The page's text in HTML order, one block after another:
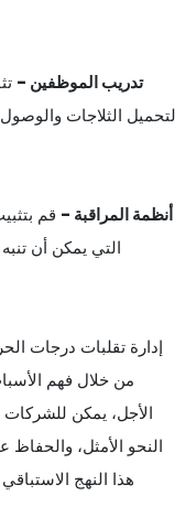
2. تدريب الموظفين -
لتحميل الثلاجات والوصول
3. أنظمة المراقبة - قم
التي يمكن أن
إدارة تقلبات درجات
من خلال فهم
الأجل، يمكن
النحو الأمثل، والحفاظ
هذا النهج